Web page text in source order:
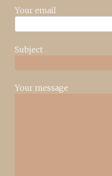
Your email
Subject
Your message